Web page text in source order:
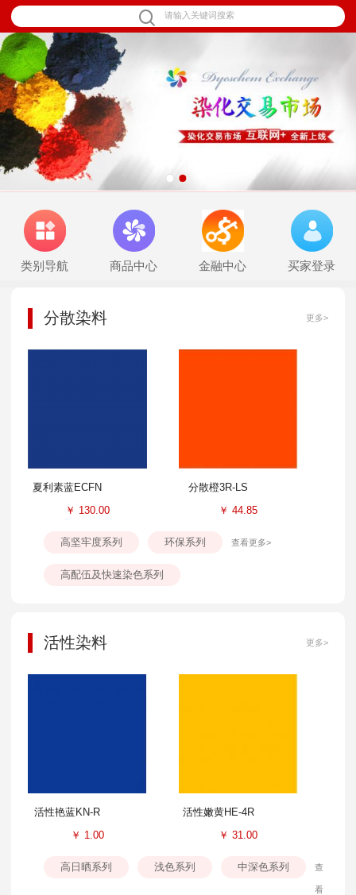
1 2
类别导航 商品中心 金融中心 买家登录
分散染料 更多>
夏利素蓝ECFN
￥ 130.00
分散橙3R-LS
￥ 44.85
高坚牢度系列 环保系列
高配伍及快速染色系列
查看更多>
活性染料 更多>
活性艳蓝KN-R
￥ 1.00
活性嫩黄HE-4R
￥ 31.00
高日晒系列 浅色系列 中深色系列 查
看